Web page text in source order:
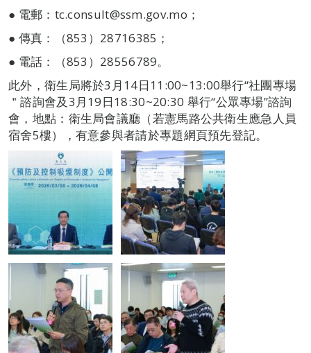
● 電郵：tc.consult@ssm.gov.mo；
● 傳真：（853）28716385；
● 電話：（853）28556789。
此外，衛生局將於3月14日11:00~13:00舉行“社團專場
＂諮詢會及3月19日18:30~20:30 舉行“公眾專場”諮詢
會，地點：衛生局會議廳（若憲馬路公共衛生應急人員
宿舍5樓），有意參與者請於專題網頁預先登記。